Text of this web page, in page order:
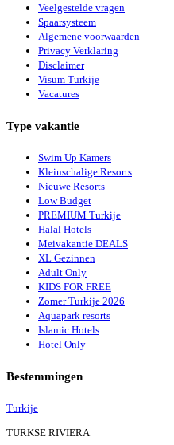
Veelgestelde vragen
Spaarsysteem
Algemene voorwaarden
Privacy Verklaring
Disclaimer
Visum Turkije
Vacatures
Type vakantie
Swim Up Kamers
Kleinschalige Resorts
Nieuwe Resorts
Low Budget
PREMIUM Turkije
Halal Hotels
Meivakantie DEALS
XL Gezinnen
Adult Only
KIDS FOR FREE
Zomer Turkije 2026
Aquapark resorts
Islamic Hotels
Hotel Only
Bestemmingen
Turkije
TURKSE RIVIERA